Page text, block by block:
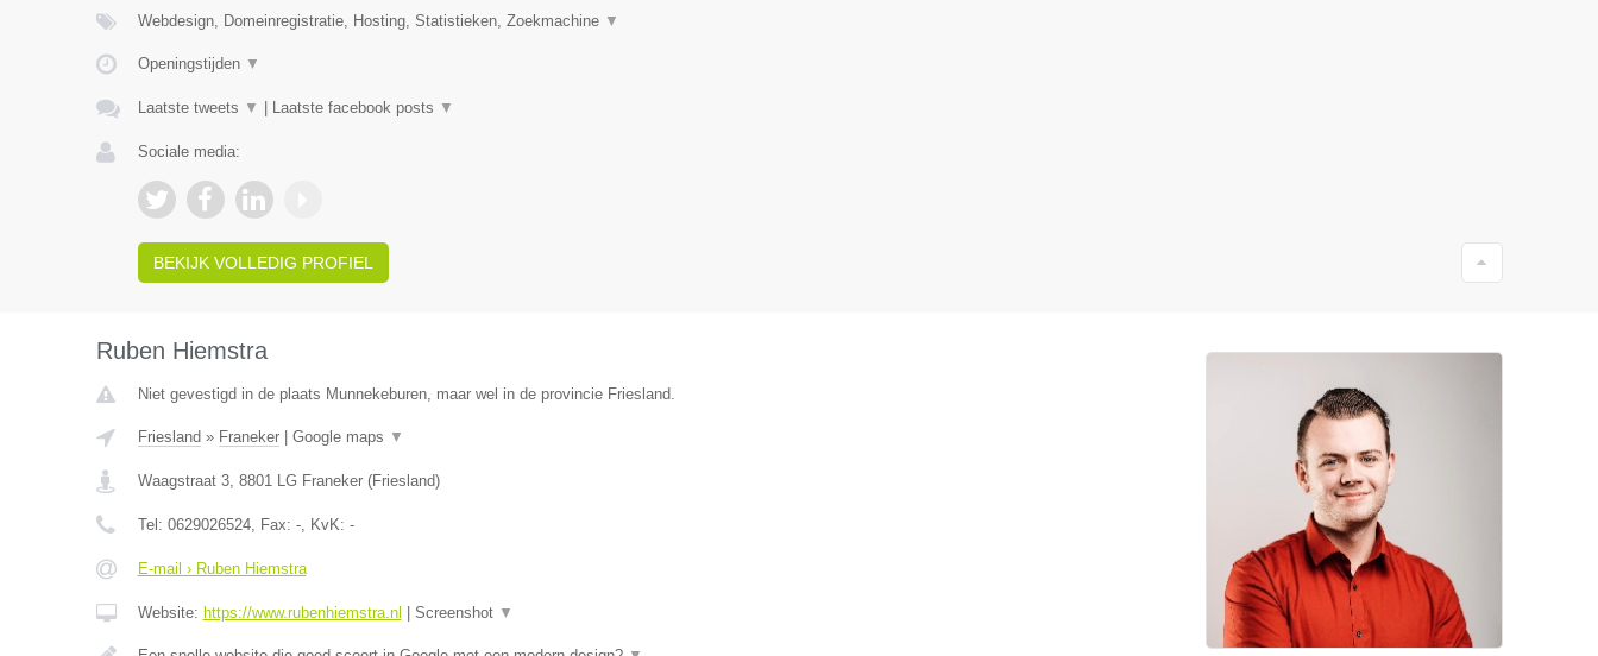
Webdesign, Domeinregistratie, Hosting, Statistieken, Zoekmachine ▼
Openingstijden ▼
Laatste tweets ▼ Laatste facebook posts ▼
Sociale media:
BEKIJK VOLLEDIG PROFIEL
Ruben Hiemstra
Niet gevestigd in de plaats Munnekeburen, maar wel in de provincie Friesland.
Friesland » Franeker| Google maps ▼
Waagstraat 3, 8801 LG Franeker(Friesland)
Tel: 0629026524, Fax: -, KvK: -
E-mail › Ruben Hiemstra
Website: https://www.rubenhiemstra.nl Screenshot ▼